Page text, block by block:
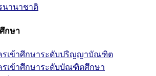
นานาชาติ
กษา
รเข้าศึกษาระดับปริญญาบัณฑิต
รเข้าศึกษาระดับบัณฑิตศึกษา